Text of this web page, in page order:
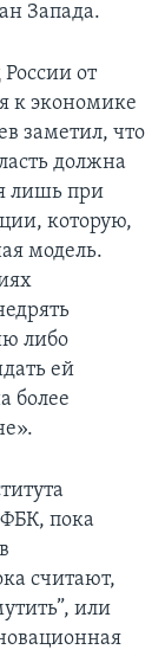
Запада.
от
к экономике
заметил, что
должна
лишь при
которую,
модель.
либо
ей
более
пока
считают,
или